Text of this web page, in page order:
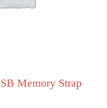
Memory Strap